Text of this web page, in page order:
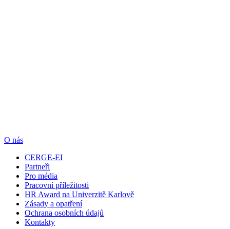
O nás
CERGE-EI
Partneři
Pro média
Pracovní příležitosti
HR Award na Univerzitě Karlově
Zásady a opatření
Ochrana osobních údajů
Kontakty